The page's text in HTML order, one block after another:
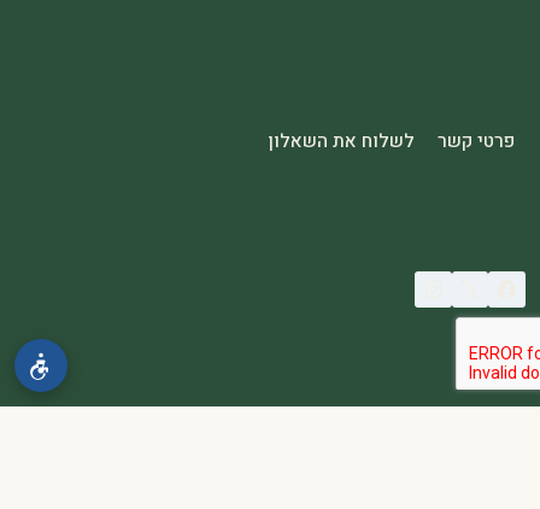
פרטי קשר לשלוח את השאלון
© 2026 spa2000